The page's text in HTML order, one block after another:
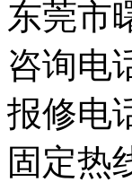
东莞市
咨询电
报修电
固定热